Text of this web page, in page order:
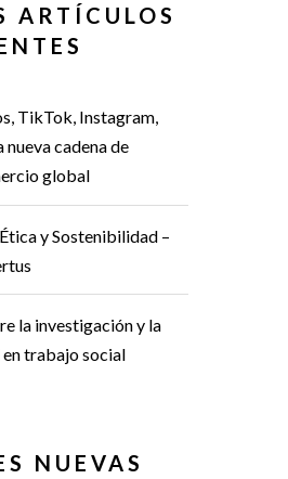
ARTÍCULOS
TikTok, Instagram,
nueva cadena de
global
y Sostenibilidad –
la investigación y la
trabajo social
NUEVAS